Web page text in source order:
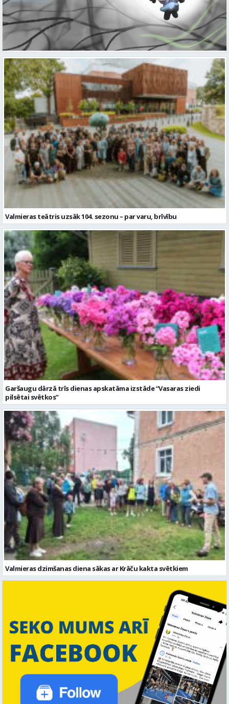
Valmieras teātris uzsāk 104. sezonu – par varu, brīvību
Garšaugu dārzā trīs dienas apskatāma izstāde “Vasaras ziedi
pilsētai svētkos”
Valmieras dzimšanas diena sākas ar Krāču kakta svētkiem